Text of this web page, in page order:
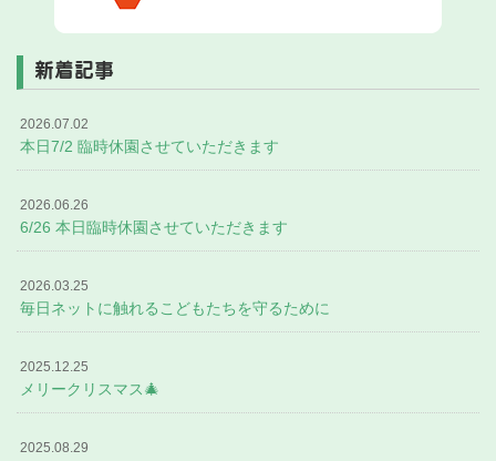
新着記事
2026.07.02
本日7/2 臨時休園させていただきます
2026.06.26
6/26 本日臨時休園させていただきます
2026.03.25
毎日ネットに触れるこどもたちを守るために
2025.12.25
メリークリスマス🎄
2025.08.29